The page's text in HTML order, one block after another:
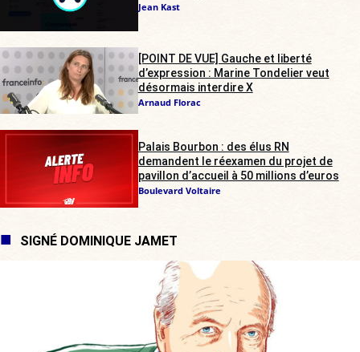
Jean Kast
[POINT DE VUE] Gauche et liberté
d’expression : Marine Tondelier veut
désormais interdire X
Arnaud Florac
Palais Bourbon : des élus RN
demandent le réexamen du projet de
pavillon d’accueil à 50 millions d’euros
Boulevard Voltaire
SIGNÉ DOMINIQUE JAMET